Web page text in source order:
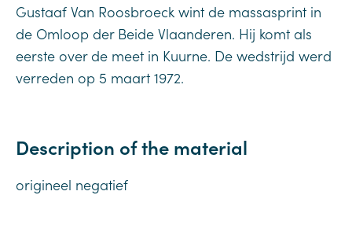
Gustaaf Van Roosbroeck wint de massasprint in
de Omloop der Beide Vlaanderen. Hij komt als
eerste over de meet in Kuurne. De wedstrijd werd
verreden op 5 maart 1972.
Description of the material
origineel negatief